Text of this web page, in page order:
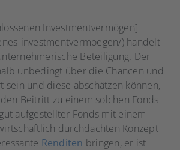
Investmentvermögen]
investmentvermoegen/) handelt
Beteiligung. Der
unbedingt über die Chancen und
sein und diese abschätzen können,
Beitritt zu einem solchen Fonds
aufgestellter Fonds mit einem
durchdachten Konzept
Renditen bringen, er ist